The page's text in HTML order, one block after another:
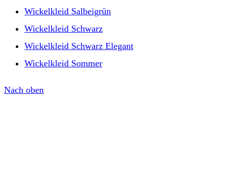
Wickelkleid Salbeigrün
Wickelkleid Schwarz
Wickelkleid Schwarz Elegant
Wickelkleid Sommer
Nach oben